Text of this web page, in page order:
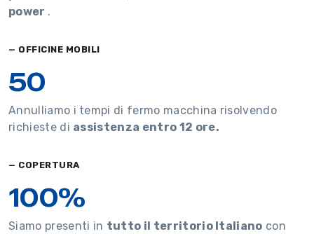
power .
— OFFICINE MOBILI
50
Annulliamo i tempi di fermo macchina risolvendo
richieste di assistenza entro 12 ore.
— COPERTURA
100%
Siamo presenti in tutto il territorio Italiano con